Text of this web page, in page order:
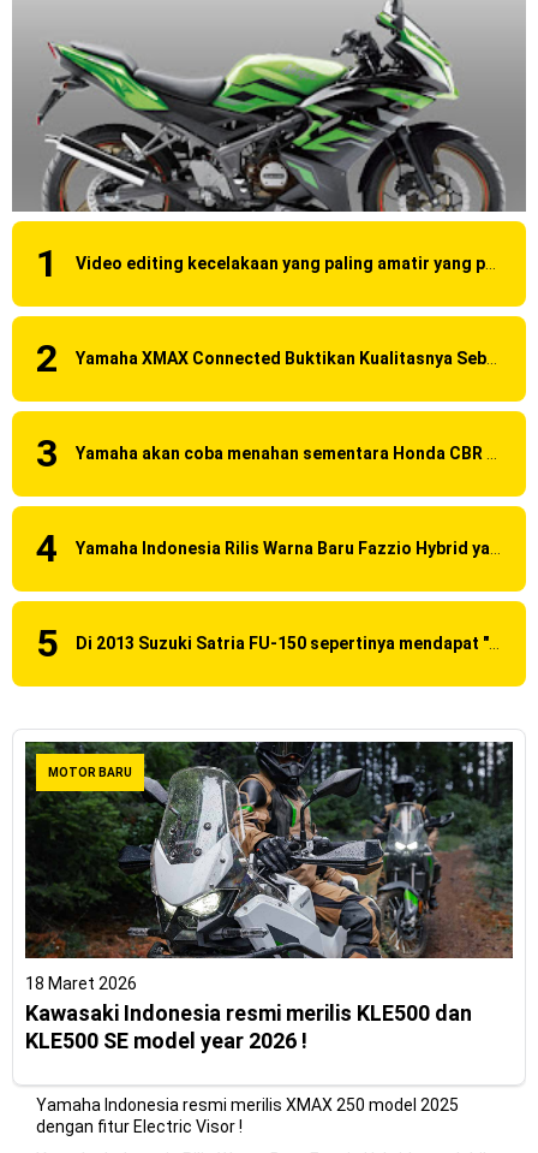
MOTOR BARU
18 Maret 2026
Kawasaki Indonesia resmi merilis KLE500 dan
KLE500 SE model year 2026 !
Yamaha Indonesia resmi merilis XMAX 250 model 2025
dengan fitur Electric Visor !